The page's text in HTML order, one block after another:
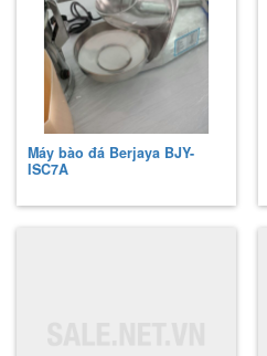
Máy bào đá Berjaya BJY-
ISC7A